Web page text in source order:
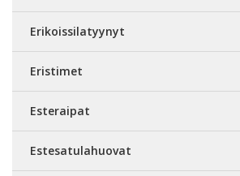
Erikoissilatyynyt
Eristimet
Esteraipat
Estesatulahuovat